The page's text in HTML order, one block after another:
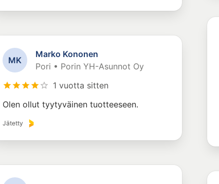
MK
Marko Kononen
Pori • Porin YH-Asunnot Oy
1 vuotta sitten
Olen ollut tyytyväinen tuotteeseen.
Jätetty